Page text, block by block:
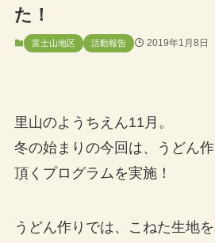
た！
富士山地区 活動報告 2019年1月8日
里山のようちえん11月。
冬の始まりの今回は、うどん
頂くプログラムを実施！
うどん作りでは、こねた生地